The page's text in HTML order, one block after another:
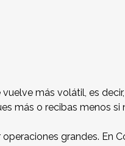
más volátil, es decir,
más o recibas menos si
grandes. En